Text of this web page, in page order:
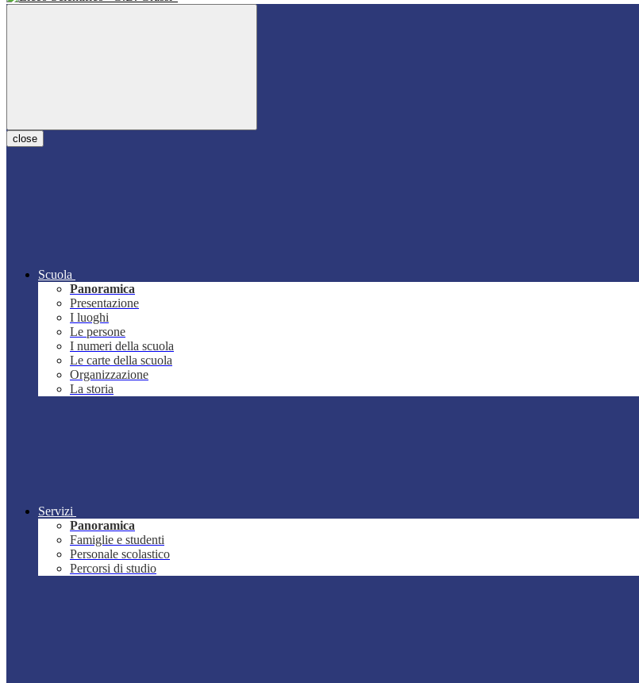
close
Scuola
Panoramica
Presentazione
I luoghi
Le persone
I numeri della scuola
Le carte della scuola
Organizzazione
La storia
Servizi
Panoramica
Famiglie e studenti
Personale scolastico
Percorsi di studio